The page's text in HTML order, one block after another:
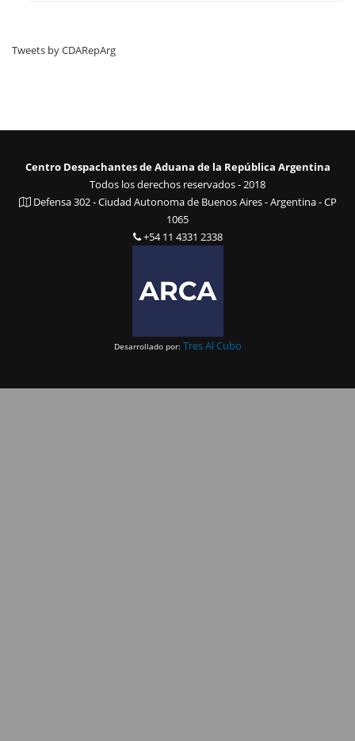
Tweets by CDARepArg
Centro Despachantes de Aduana de la República Argentina
Todos los derechos reservados - 2018
Defensa 302 - Ciudad Autonoma de Buenos Aires - Argentina - CP
1065
+54 11 4331 2338
Desarrollado por: Tres Al Cubo